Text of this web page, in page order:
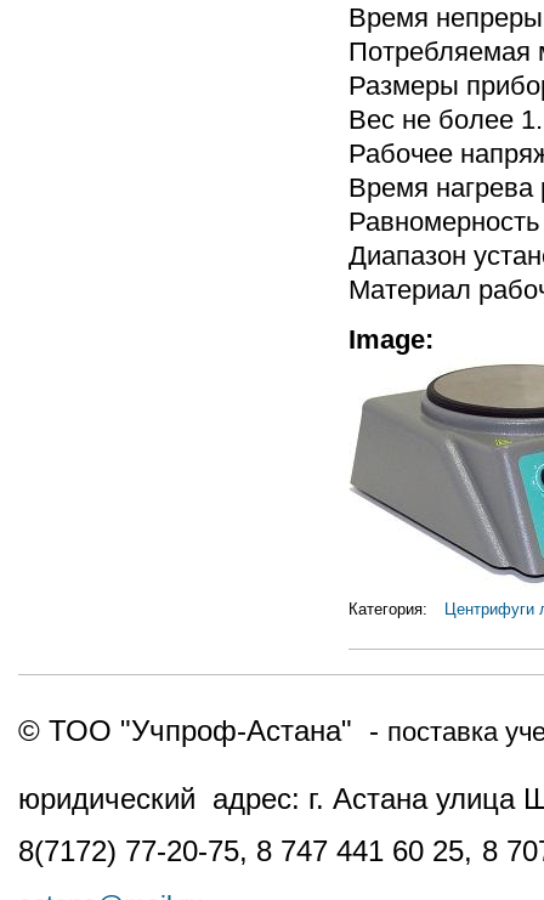
Время
Потребляемая
Размеры
Вес не более
Рабочее
Время нагрева
Диапазон
Материал
Image:
Категория: Центрифуги
© ТОО "Учпроф-Астана" - поставка
юридический адрес: г. Астана
8(7172) 77-20-75, 8 747 441 60 25, 8